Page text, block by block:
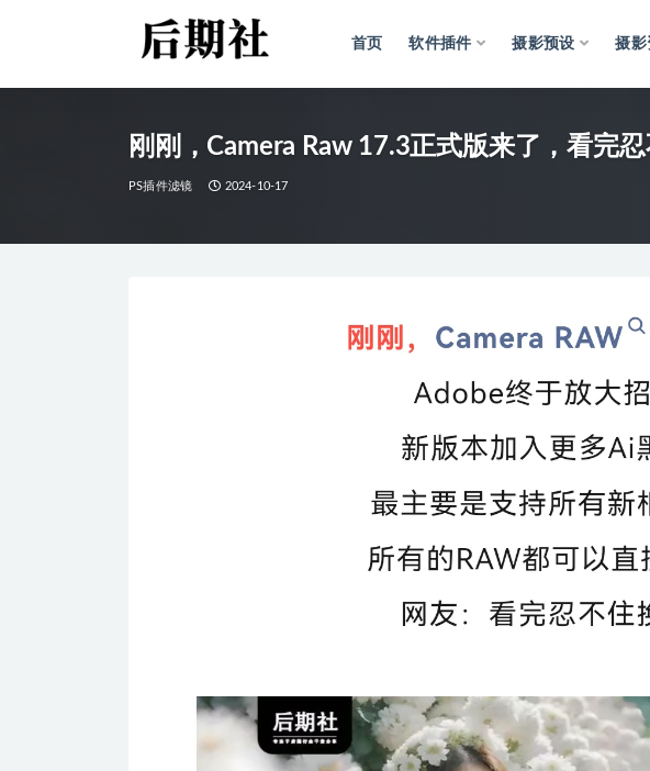
首页 软件插件 摄影预设 摄影
刚刚，Camera Raw 17.3正式版来了，看完
PS插件滤镜 2024-10-17